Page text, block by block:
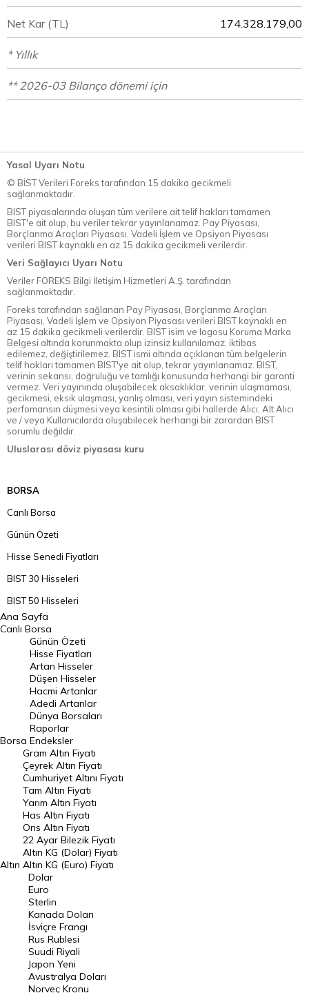
Net Kar (TL) 174.328.179,00
* Yıllık
** 2026-03 Bilanço dönemi için
Yasal Uyarı Notu
© BİST Verileri Foreks tarafından 15 dakika gecikmeli
sağlanmaktadır.
BIST piyasalarında oluşan tüm verilere ait telif hakları tamamen
BIST'e ait olup, bu veriler tekrar yayınlanamaz. Pay Piyasası,
Borçlanma Araçları Piyasası, Vadeli İşlem ve Opsiyon Piyasası
verileri BIST kaynaklı en az 15 dakika gecikmeli verilerdir.
Veri Sağlayıcı Uyarı Notu
Veriler FOREKS Bilgi İletişim Hizmetleri A.Ş. tarafından
sağlanmaktadır.
Foreks tarafından sağlanan Pay Piyasası, Borçlanma Araçları
Piyasası, Vadeli İşlem ve Opsiyon Piyasası verileri BIST kaynaklı en
az 15 dakika gecikmeli verilerdir. BIST isim ve logosu Koruma Marka
Belgesi altında korunmakta olup izinsiz kullanılamaz, iktibas
edilemez, değiştirilemez. BIST ismi altında açıklanan tüm belgelerin
telif hakları tamamen BIST'ye ait olup, tekrar yayınlanamaz. BIST,
verinin sekansı, doğruluğu ve tamlığı konusunda herhangi bir garanti
vermez. Veri yayınında oluşabilecek aksaklıklar, verinin ulaşmaması,
gecikmesi, eksik ulaşması, yanlış olması, veri yayın sistemindeki
perfomansın düşmesi veya kesintili olması gibi hallerde Alıcı, Alt Alıcı
ve / veya Kullanıcılarda oluşabilecek herhangi bir zarardan BIST
sorumlu değildir.
Uluslarası döviz piyasası kuru
BORSA
Canlı Borsa
Günün Özeti
Hisse Senedi Fiyatları
BIST 30 Hisseleri
BIST 50 Hisseleri
BIST 100 Hisseleri
En Çok Artan Hisseler
En Çok Düşen Hisseler
Hacmi Artanlar
Geçmiş Kapanışlar
Dünya Borsaları
Raporlar
Endeksler
DÖVİZ
Döviz Kuru
Dolar Kuru
Euro Kuru
Pound Kuru
Frank Kuru
Riyal Kuru
Avustralya Doları
Danimarka Kronu Kuru
Ana Sayfa
Canlı Borsa
Borsa
Günün Özeti
Hisse Fiyatları
Artan Hisseler
Düşen Hisseler
Hacmi Artanlar
Adedi Artanlar
Dünya Borsaları
Raporlar
Endeksler
Altın
Gram Altın Fiyatı
Çeyrek Altın Fiyatı
Cumhuriyet Altını Fiyatı
Tam Altın Fiyatı
Yarım Altın Fiyatı
Has Altın Fiyatı
Ons Altın Fiyatı
22 Ayar Bilezik Fiyatı
Altın KG (Dolar) Fiyatı
Altın KG (Euro) Fiyatı
Dolar
Euro
Sterlin
Kanada Doları
İsviçre Frangı
Rus Rublesi
Suudi Riyali
Japon Yeni
Avustralya Doları
Norveç Kronu